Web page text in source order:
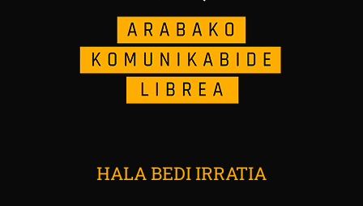
HALA BEDI IRRATIA